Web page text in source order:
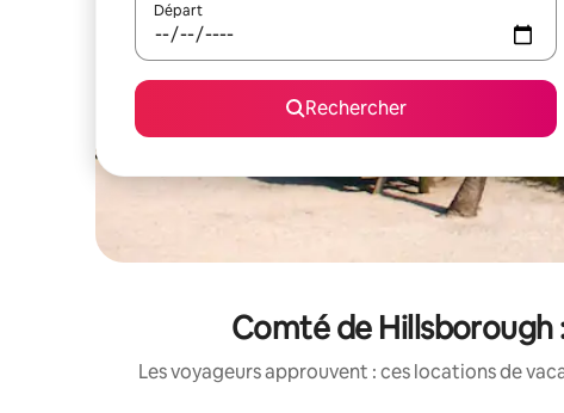
Départ
Rechercher
Comté de Hillsborough
Les voyageurs approuvent : ces locations de